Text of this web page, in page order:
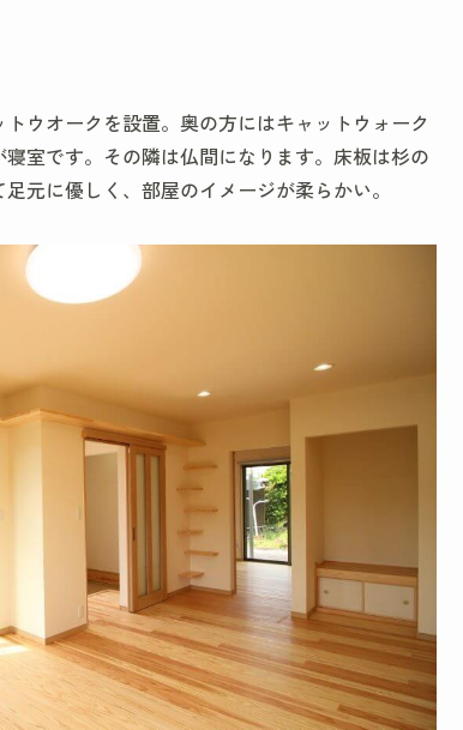
ウオークを設置。奥の方にはキャットウォーク
室です。その隣は仏間になります。床板は杉の
元に優しく、部屋のイメージが柔らかい。